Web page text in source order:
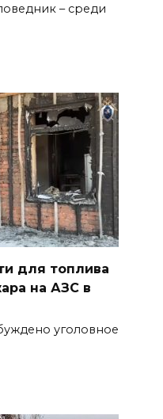
– среди
для топлива
на АЗС в
уголовное